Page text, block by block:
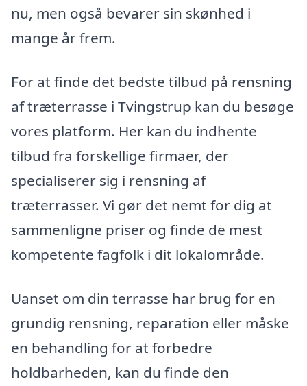
nu, men også bevarer sin skønhed i
mange år frem.
For at finde det bedste tilbud på rensning
af træterrasse i Tvingstrup kan du besøge
vores platform. Her kan du indhente
tilbud fra forskellige firmaer, der
specialiserer sig i rensning af
træterrasser. Vi gør det nemt for dig at
sammenligne priser og finde de mest
kompetente fagfolk i dit lokalområde.
Uanset om din terrasse har brug for en
grundig rensning, reparation eller måske
en behandling for at forbedre
holdbarheden, kan du finde den